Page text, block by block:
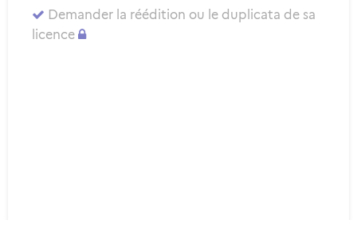
Demander la réédition ou le duplicata de sa
licence